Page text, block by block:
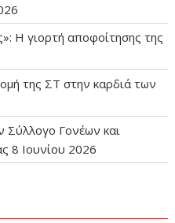
Η γιορτή αποφοίτησης της
της ΣΤ στην καρδιά των
Γονέων και
8 Ιουνίου 2026